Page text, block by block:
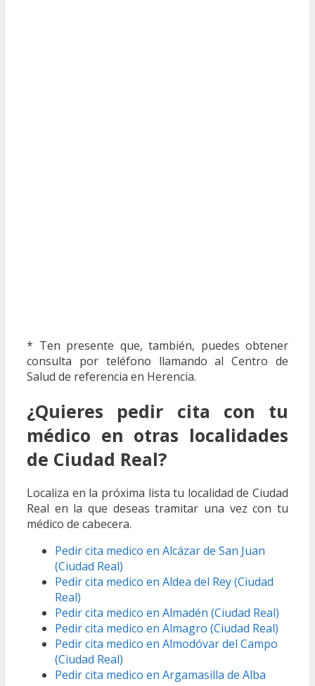
* Ten presente que, también, puedes obtener
consulta por teléfono llamando al Centro de
Salud de referencia en Herencia.
¿Quieres pedir cita con tu
médico en otras localidades
de Ciudad Real?
Localiza en la próxima lista tu localidad de Ciudad
Real en la que deseas tramitar una vez con tu
médico de cabecera.
Pedir cita medico en Alcázar de San Juan
(Ciudad Real)
Pedir cita medico en Aldea del Rey (Ciudad
Real)
Pedir cita medico en Almadén (Ciudad Real)
Pedir cita medico en Almagro (Ciudad Real)
Pedir cita medico en Almodóvar del Campo
(Ciudad Real)
Pedir cita medico en Argamasilla de Alba